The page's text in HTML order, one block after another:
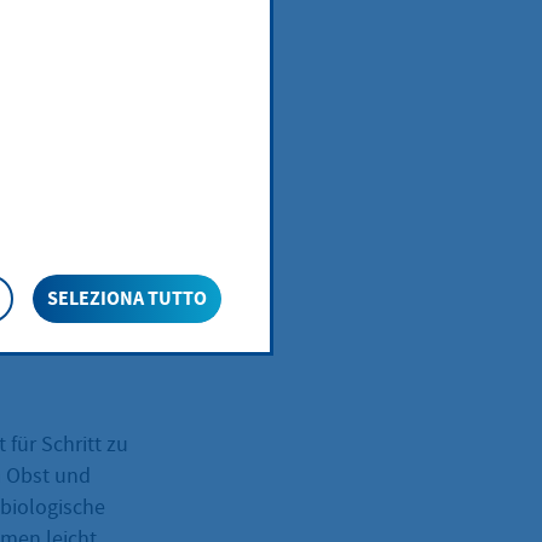
oder
Mobilität
Sie sich
für Schritt zu
und
SELEZIONA TUTTO